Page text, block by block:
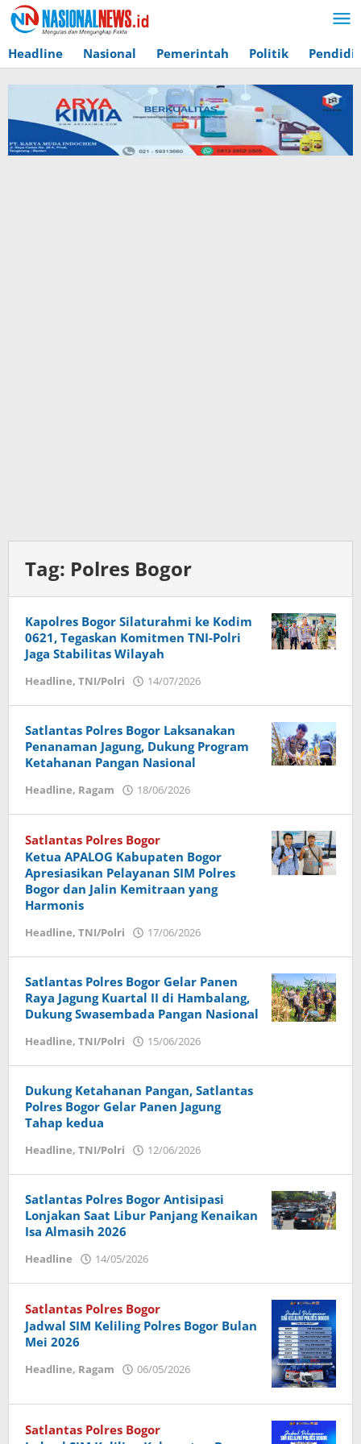
Lewati
ke
konten
Headline Nasional Pemerintah Politik
Tag: Polres Bogor
Kapolres Bogor Silaturahmi ke Kodim
0621, Tegaskan Komitmen TNI-Polri
Jaga Stabilitas Wilayah
Headline, TNI/Polri 14/07/2026
Satlantas Polres Bogor Laksanakan
Penanaman Jagung, Dukung Program
Ketahanan Pangan Nasional
Headline, Ragam 18/06/2026
Satlantas Polres Bogor
Ketua APALOG Kabupaten Bogor
Apresiasikan Pelayanan SIM Polres
Bogor dan Jalin Kemitraan yang
Harmonis
Headline, TNI/Polri 17/06/2026
Satlantas Polres Bogor Gelar Panen
Raya Jagung Kuartal II di Hambalang,
Dukung Swasembada Pangan Nasional
Headline, TNI/Polri 15/06/2026
Dukung Ketahanan Pangan, Satlantas
Polres Bogor Gelar Panen Jagung
Tahap kedua
Headline, TNI/Polri 12/06/2026
Satlantas Polres Bogor Antisipasi
Lonjakan Saat Libur Panjang Kenaikan
Isa Almasih 2026
Headline 14/05/2026
Satlantas Polres Bogor
Jadwal SIM Keliling Polres Bogor Bulan
Mei 2026
Headline, Ragam 06/05/2026
Satlantas Polres Bogor